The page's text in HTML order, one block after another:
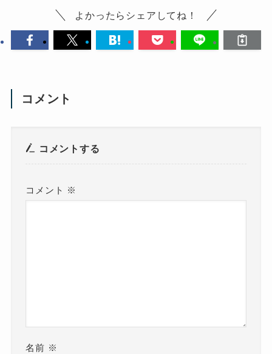
よかったらシェアしてね！
コメント
コメントする
コメント ※
名前 ※